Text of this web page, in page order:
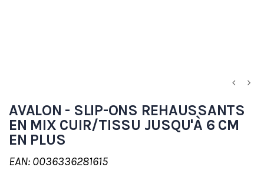
AVALON - SLIP-ONS REHAUSSANTS
EN MIX CUIR/TISSU JUSQU'À 6 CM
EN PLUS
EAN: 0036336281615